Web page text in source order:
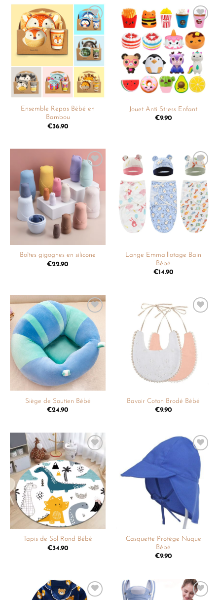
Ajouter
à la
liste de
souhaits
Ensemble Repas Bébé en
Bambou
€36.90
Ajouter
à la
liste de
souhaits
Jouet Anti Stress Enfant
€9.90
Ajouter
à la
liste de
souhaits
Boîtes gigognes en silicone
€22.90
Ajouter
à la
liste de
souhaits
Lange Emmaillotage Bain
Bébé
€14.90
Ajouter
à la
liste de
souhaits
Siège de Soutien Bébé
€24.90
liste de
souhaits
Bavoir Coton Brodé Bébé
€9.90
Ajouter
à la
liste de
souhaits
Tapis de Sol Rond Bébé
€34.90
Ajouter
liste de
souhaits
Casquette Protège Nuque
Bébé
€9.90